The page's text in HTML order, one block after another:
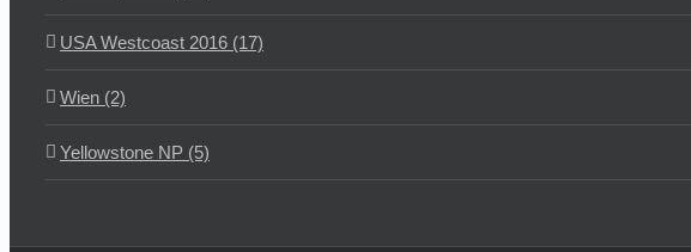
USA Westcoast 2016 (17)
Wien (2)
Yellowstone NP (5)